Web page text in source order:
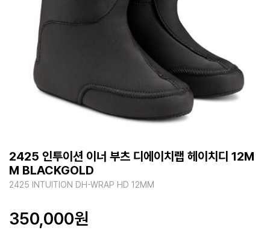
2425 인투이션 이너 부츠 디에이치랩 헤이치디 12M
M BLACKGOLD
2425 INTUITION DH-WRAP HD 12MM
350,000원